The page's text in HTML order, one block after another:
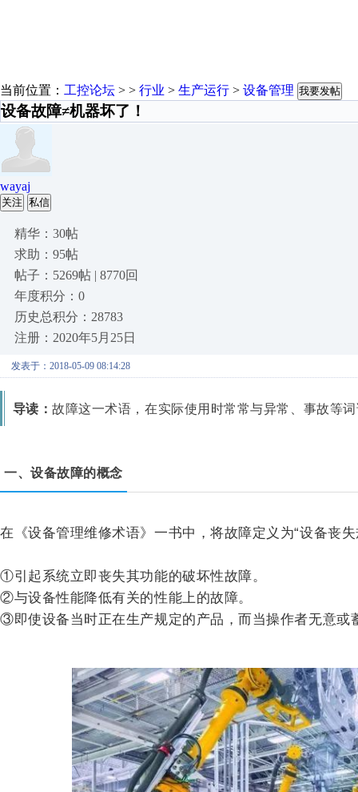
当前位置： 工控论坛 > > 行业 > 生产运行 > 设备管理 我要发帖
设备故障≠机器坏了！
wayaj
关注 私信
精华：30帖
求助：95帖
帖子：5269帖 | 8770回
年度积分：0
历史总积分：28783
注册：2020年5月25日
发表于：2018-05-09 08:14:28
导读：故障这一术语，在实际使用时常常与异常、事故等
一、设备故障的概念
在《设备管理维修术语》一书中，将故障定义为“设备丧
①引起系统立即丧失其功能的破坏性故障。
②与设备性能降低有关的性能上的故障。
③即使设备当时正在生产规定的产品，而当操作者无意或